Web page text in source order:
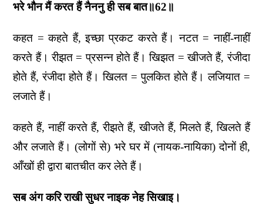
भरे भौन मैं करत हैं नैननु ही सब बात॥62॥
कहत = कहते हैं, इच्छा प्रकट करते हैं। नटत = नाहीं-नाहीं
करते हैं। रीझत = प्रसन्न होते हैं। खिझत = खीजते हैं, रंजीदा
होते हैं, रंजीदा होते हैं। खिलत = पुलकित होते हैं। लजियात =
लजाते हैं।
कहते हैं, नाहीं करते हैं, रीझते हैं, खीजते हैं, मिलते हैं, खिलते हैं
और लजाते हैं। (लोगों से) भरे घर में (नायक-नायिका) दोनों ही,
आँखों ही द्वारा बातचीत कर लेते हैं।
सब अंग करि राखी सुधर नाइक नेह सिखाइ।